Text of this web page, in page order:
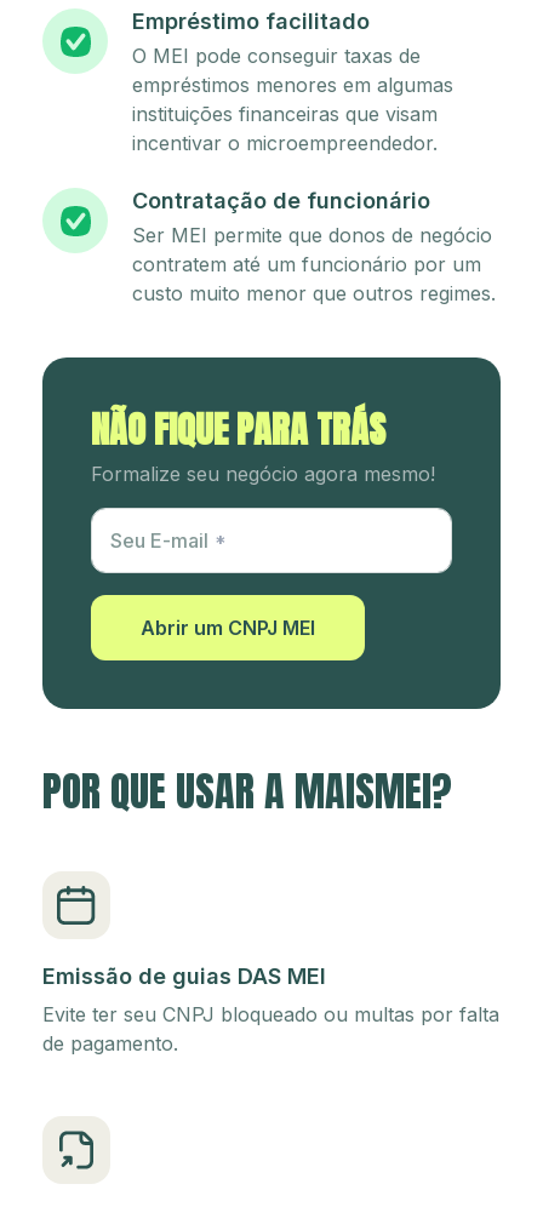
Empréstimo facilitado
O MEI pode conseguir taxas de
empréstimos menores em algumas
instituições financeiras que visam
incentivar o microempreendedor.
Contratação de funcionário
Ser MEI permite que donos de negócio
contratem até um funcionário por um
custo muito menor que outros regimes.
NÃO FIQUE PARA TRÁS
Formalize seu negócio agora mesmo!
Utm Content
Seu E-mail
Abrir um CNPJ MEI
POR QUE USAR A MAISMEI?
Emissão de guias DAS MEI
Evite ter seu CNPJ bloqueado ou multas por falta
de pagamento.